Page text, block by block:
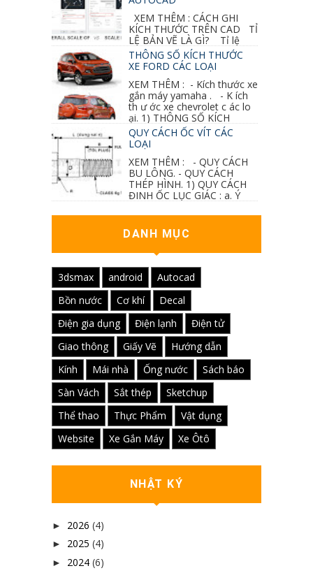
XEM THÊM : CÁCH GHI
KÍCH THƯỚC TRÊN CAD TỈ
LỆ BẢN VẼ LÀ GÌ? Tỉ lệ
của hình vẽ trong bản vẽ thiết kế kiến trúc...
THÔNG SỐ KÍCH THƯỚC
XE FORD CÁC LOẠI
XEM THÊM : - Kích thước xe
gắn máy yamaha . - K ích
th ư ớc xe chevrolet c ác lo
ại. 1) THÔNG SỐ KÍCH
QUY CÁCH ỐC VÍT CÁC
LOẠI
XEM THÊM : - QUY CÁCH
BU LÔNG. - QUY CÁCH
THÉP HÌNH. 1) QUY CÁCH
ĐINH ỐC LỤC GIÁC : a. Ý
DANH MỤC
3dsmax android
Autocad
Bồn nước
Cơ khí
Decal
Điện gia dụng
Điện lạnh
Điện tử
Giao thông
Giấy Vẽ
Hướng dẫn
Kính
Mái nhà Ống nước
Sách báo
Sàn Vách
Sắt thép
Sketchup
Thể thao
Thực Phẩm
Vật dụng
Website
Xe Gắn Máy Xe Ôtô
NHẬT KÝ
► 2026 (4)
► 2025 (4)
► 2024 (6)